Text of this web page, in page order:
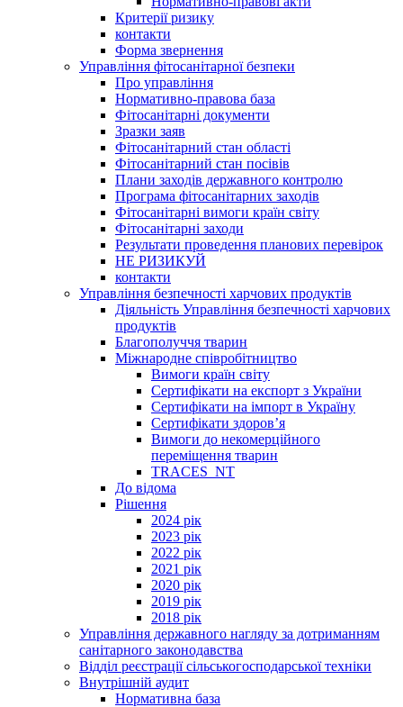
Критерії ризику
контакти
Форма звернення
Управління фітосанітарної безпеки
Про управління
Нормативно-правова база
Фітосанітарні документи
Зразки заяв
Фітосанітарний стан області
Фітосанітарний стан посівів
Плани заходів державного контролю
Програма фітосанітарних заходів
Фітосанітарні вимоги країн світу
Фітосанітарні заходи
Результати проведення планових перевірок
НЕ РИЗИКУЙ
контакти
Управління безпечності харчових продуктів
Діяльність Управління безпечності харчових
продуктів
Благополуччя тварин
Міжнародне співробітництво
Вимоги країн світу
Сертифікати на експорт з України
Сертифікати на імпорт в Україну
Сертифікати здоров’я
Вимоги до некомерційного
переміщення тварин
TRACES_NT
До відома
Рішення
2024 рік
2023 рік
2022 рік
2021 рік
2020 рік
2019 рік
2018 рік
Управління державного нагляду за дотриманням
санітарного законодавства
Відділ реєстрації сільськогосподарської техніки
Внутрішній аудит
Нормативна база